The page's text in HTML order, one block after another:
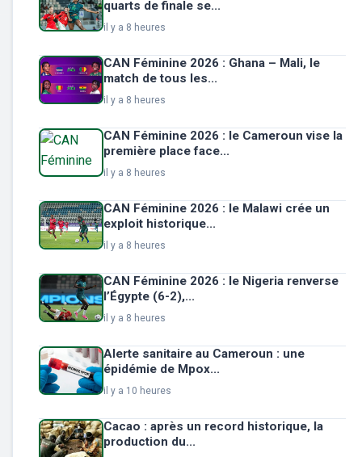
quarts de finale se...
il y a 8 heures
CAN Féminine 2026 : Ghana – Mali, le
match de tous les...
il y a 8 heures
CAN Féminine 2026 : le Cameroun vise la
première place face...
il y a 8 heures
CAN Féminine 2026 : le Malawi crée un
exploit historique...
il y a 8 heures
CAN Féminine 2026 : le Nigeria renverse
l’Égypte (6-2),...
il y a 8 heures
Alerte sanitaire au Cameroun : une
épidémie de Mpox...
il y a 10 heures
Cacao : après un record historique, la
production du...